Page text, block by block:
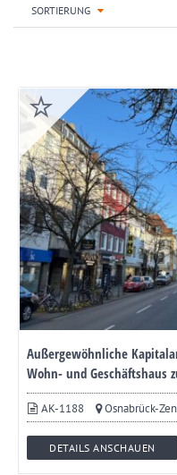
SORTIERUNG
Außergewöhnliche
Wohn- und Geschäftshaus
AK-1188 Osnabrück-
DETAILS ANSCHAUEN